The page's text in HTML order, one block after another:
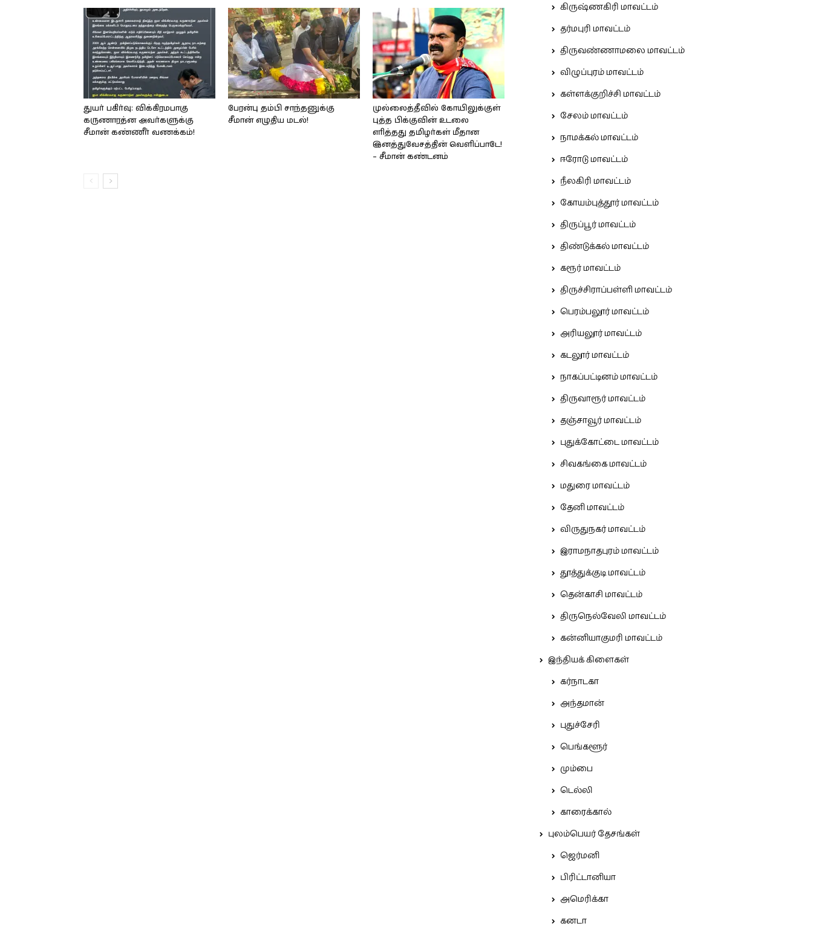
துயர் பகிர்வு: விக்கிரமபாகு
கருணாரத்ன அவர்களுக்கு
சீமான் கண்ணீர் வணக்கம்!
பேரன்பு தம்பி சாந்தனுக்கு
சீமான் எழுதிய மடல்!
முல்லைத்தீவில் கோயிலுக்குள்
புத்த பிக்குவின் உடலை
எரித்தது தமிழர்கள் மீதான
இனத்துவேசத்தின் வெளிப்பாடே!
– சீமான் கண்டனம்
கிருஷ்ணகிரி மாவட்டம்
தர்மபுரி மாவட்டம்
திருவண்ணாமலை மாவட்டம்
விழுப்புரம் மாவட்டம்
கள்ளக்குறிச்சி மாவட்டம்
சேலம் மாவட்டம்
நாமக்கல் மாவட்டம்
ஈரோடு மாவட்டம்
நீலகிரி மாவட்டம்
கோயம்புத்தூர் மாவட்டம்
திருப்பூர் மாவட்டம்
திண்டுக்கல் மாவட்டம்
கரூர் மாவட்டம்
திருச்சிராப்பள்ளி மாவட்டம்
பெரம்பலூர் மாவட்டம்
அரியலூர் மாவட்டம்
கடலூர் மாவட்டம்
நாகப்பட்டினம் மாவட்டம்
திருவாரூர் மாவட்டம்
தஞ்சாவூர் மாவட்டம்
புதுக்கோட்டை மாவட்டம்
சிவகங்கை மாவட்டம்
மதுரை மாவட்டம்
தேனி மாவட்டம்
விருதுநகர் மாவட்டம்
இராமநாதபுரம் மாவட்டம்
தூத்துக்குடி மாவட்டம்
தென்காசி மாவட்டம்
திருநெல்வேலி மாவட்டம்
கன்னியாகுமரி மாவட்டம்
இந்தியக் கிளைகள்
கர்நாடகா
அந்தமான்
புதுச்சேரி
பெங்களூர்
மும்பை
டெல்லி
காரைக்கால்
புலம்பெயர் தேசங்கள்
ஜெர்மனி
பிரிட்டானியா
அமெரிக்கா
கனடா